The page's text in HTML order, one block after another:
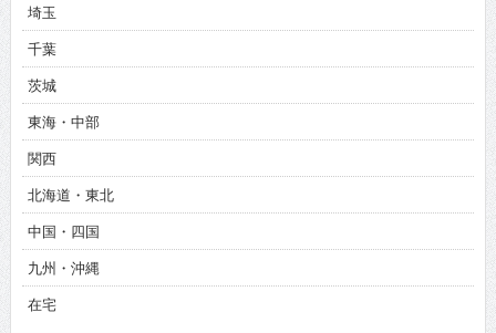
埼玉
千葉
茨城
東海・中部
関西
北海道・東北
中国・四国
九州・沖縄
在宅